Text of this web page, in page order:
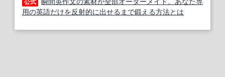
用の英語だけを反射的に出せるまで鍛える方法とは